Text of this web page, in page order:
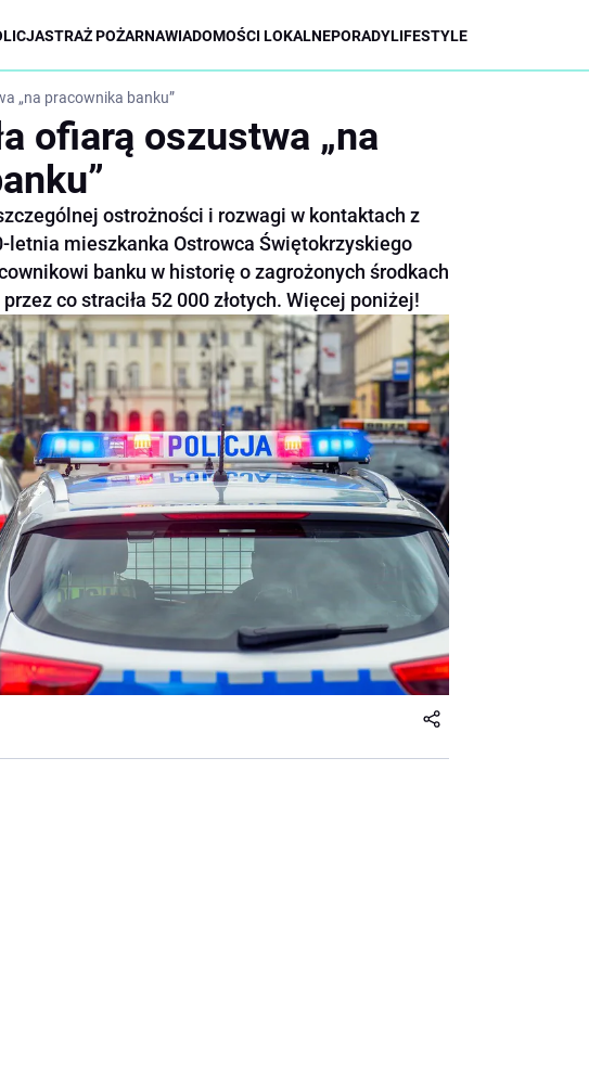
STRAŻ POŻARNAWIADOMOŚCI LOKALNEPORADYLIFESTYLE
„na pracownika banku”
ofiarą oszustwa „na
ostrożności i rozwagi w kontaktach z
letnia mieszkanka Ostrowca Świętokrzyskiego
banku w historię o zagrożonych środkach
co straciła 52 000 złotych. Więcej poniżej!